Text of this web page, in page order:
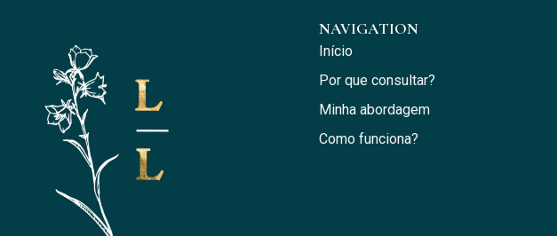
NAVIGATION
Início
Por que consultar?
Minha abordagem
Como funciona?